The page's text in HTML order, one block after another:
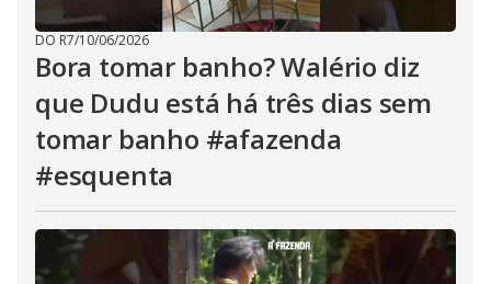
DO R7/10/06/2026
Bora tomar banho? Walério diz
que Dudu está há três dias sem
tomar banho #afazenda
#esquenta